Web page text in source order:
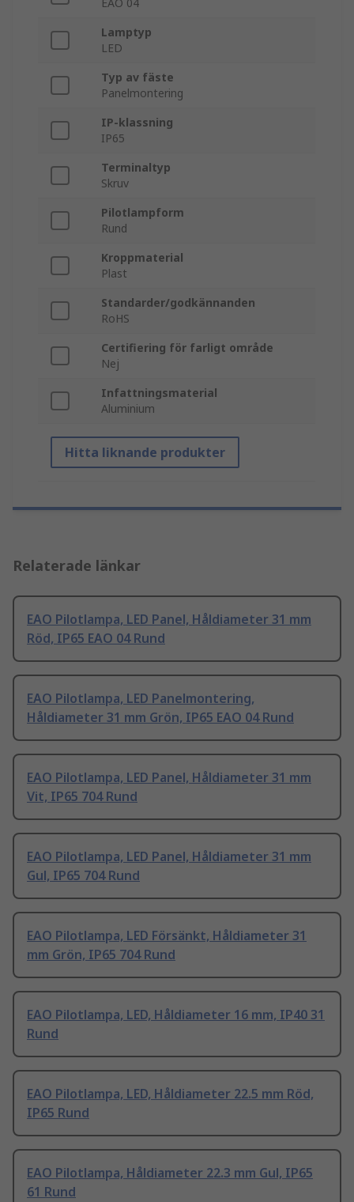
EAO 04
Lamptyp
LED
Typ av fäste
Panelmontering
IP-klassning
IP65
Terminaltyp
Skruv
Pilotlampform
Rund
Kroppmaterial
Plast
Standarder/godkännanden
RoHS
Certifiering för farligt område
Nej
Infattningsmaterial
Aluminium
Hitta liknande produkter
Relaterade länkar
EAO Pilotlampa, LED Panel, Håldiameter 31 mm
Röd, IP65 EAO 04 Rund
EAO Pilotlampa, LED Panelmontering,
Håldiameter 31 mm Grön, IP65 EAO 04 Rund
EAO Pilotlampa, LED Panel, Håldiameter 31 mm
Vit, IP65 704 Rund
EAO Pilotlampa, LED Panel, Håldiameter 31 mm
Gul, IP65 704 Rund
EAO Pilotlampa, LED Försänkt, Håldiameter 31
mm Grön, IP65 704 Rund
EAO Pilotlampa, LED, Håldiameter 16 mm, IP40 31
Rund
EAO Pilotlampa, LED, Håldiameter 22.5 mm Röd,
IP65 Rund
EAO Pilotlampa, Håldiameter 22.3 mm Gul, IP65
61 Rund